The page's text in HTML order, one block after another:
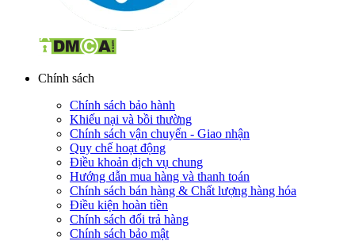
Chính sách
Chính sách bảo hành
Khiếu nại và bồi thường
Chính sách vận chuyển - Giao nhận
Quy chế hoạt động
Điều khoản dịch vụ chung
Hướng dẫn mua hàng và thanh toán
Chính sách bán hàng & Chất lượng hàng hóa
Điều kiện hoàn tiền
Chính sách đổi trả hàng
Chính sách bảo mật